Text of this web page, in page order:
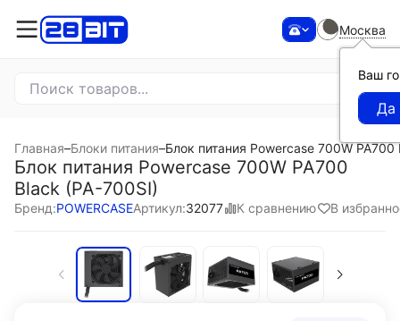
Москва
Ваш
Главная–Блоки питания–Блок питания Powercase 700W
Блок питания Powercase 700W PA700
Black (PA-700SI)
Бренд:POWERCASEАртикул:32077 К сравнению В